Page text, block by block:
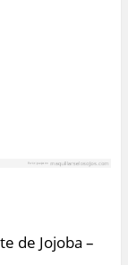
de Jojoba –